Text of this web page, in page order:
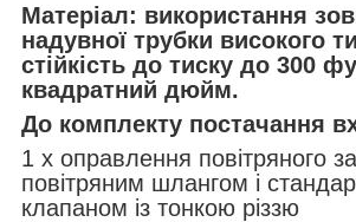
Матеріал: використання
надувної трубки високого
стійкість до тиску до 300
квадратний дюйм.
До комплекту постачання
1 х оправлення повітряного
повітряним шлангом і
клапаном із тонкою різзю